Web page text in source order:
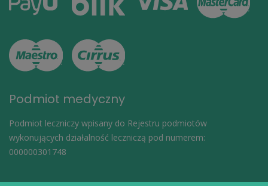
Podmiot medyczny
Podmiot leczniczy wpisany do Rejestru podmiotów
wykonujących działalność leczniczą pod numerem:
000000301748